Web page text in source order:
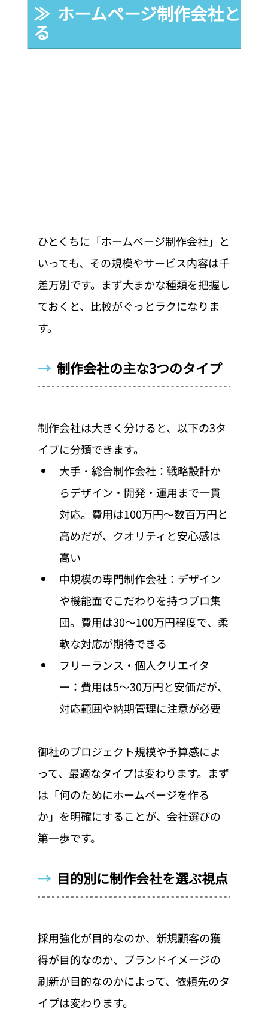
≫  ホームページ制作会社とは
る
ひとくちに「ホームページ制作会社」と
いっても、その規模やサービス内容は千
差万別です。まず大まかな種類を把握し
ておくと、比較がぐっとラクになりま
す。
→ 制作会社の主な3つのタイプ
制作会社は大きく分けると、以下の3タ
イプに分類できます。
大手・総合制作会社：戦略設計か
らデザイン・開発・運用まで一貫
対応。費用は100万円〜数百万円と
高めだが、クオリティと安心感は
高い
中規模の専門制作会社：デザイン
や機能面でこだわりを持つプロ集
団。費用は30〜100万円程度で、柔
軟な対応が期待できる
フリーランス・個人クリエイタ
ー：費用は5〜30万円と安価だが、
対応範囲や納期管理に注意が必要
御社のプロジェクト規模や予算感によ
って、最適なタイプは変わります。まず
は「何のためにホームページを作る
か」を明確にすることが、会社選びの
第一歩です。
→ 目的別に制作会社を選ぶ視点
採用強化が目的なのか、新規顧客の獲
得が目的なのか、ブランドイメージの
刷新が目的なのかによって、依頼先のタ
イプは変わります。